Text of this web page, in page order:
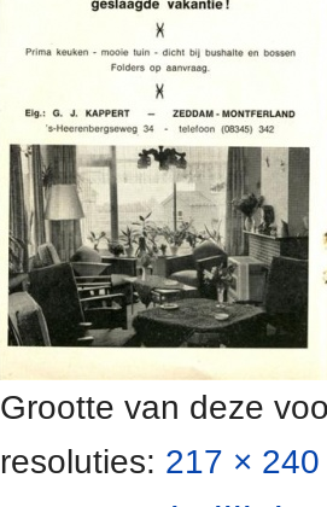
Grootte van deze
resoluties: 217 ×